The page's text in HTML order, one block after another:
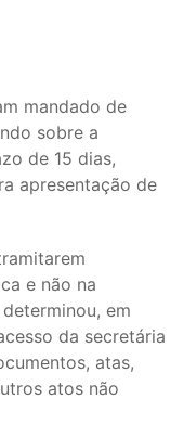
mandado de
sobre a
de 15 dias,
apresentação de
e não na
em
da secretária
atas,
atos não